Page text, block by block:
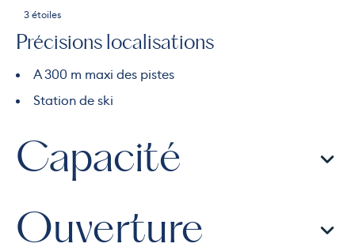
3 étoiles
Précisions localisations
A 300 m maxi des pistes
Station de ski
Capacité
Ouverture